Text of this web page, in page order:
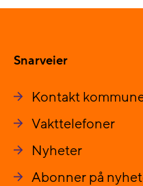
Snarveier
Kontakt
Vakttelefoner
Nyheter
Abonner på